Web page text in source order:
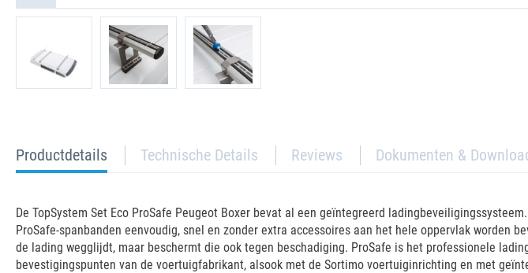
current
tab:
Productdetails Technische Details Reviews Dokumenten &
De TopSystem Set Eco ProSafe Peugeot Boxer bevat al een geïntegreerd
ProSafe-spanbanden eenvoudig, snel en zonder extra accessoires aan het hele oppervlak worden
de lading wegglijdt, maar beschermt die ook tegen beschadiging. ProSafe is het professionele
bevestigingspunten van de voertuigfabrikant, alsook met de Sortimo voertuiginrichting en met